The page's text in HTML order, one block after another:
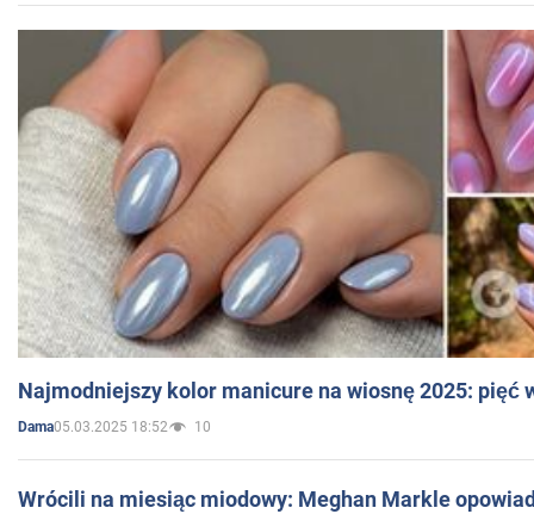
Najmodniejszy kolor manicure na wiosnę 2025: pięć
Dama05.03.2025 18:52 10
Wrócili na miesiąc miodowy: Meghan Markle